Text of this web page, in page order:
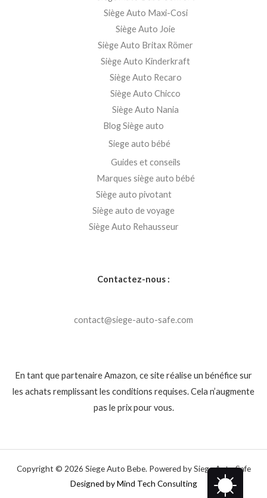
Siège Auto Maxi-Cosi
Siège Auto Joie
Siège Auto Britax Römer
Siège Auto Kinderkraft
Siège Auto Recaro
Siège Auto Chicco
Siège Auto Nania
Blog Siège auto
Siege auto bébé
Guides et conseils
Marques siège auto bébé
Siège auto pivotant
Siège auto de voyage
Siège Auto Rehausseur
Contactez-nous :
contact@siege-auto-safe.com
En tant que partenaire Amazon, ce site réalise un bénéfice sur
les achats remplissant les conditions requises. Cela n’augmente
pas le prix pour vous.
Copyright © 2026 Siege Auto Bebe. Powered by Siege Auto Safe
Designed by Mind Tech Consulting